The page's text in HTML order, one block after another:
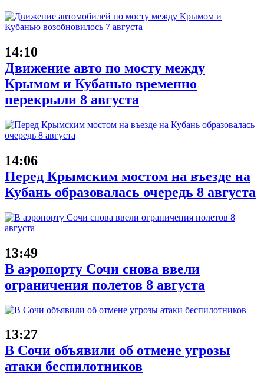
14:10
Движение авто по мосту между
Крымом и Кубанью временно
перекрыли 8 августа
14:06
Перед Крымским мостом на въезде на
Кубань образовалась очередь 8 августа
13:49
В аэропорту Сочи снова ввели
ограничения полетов 8 августа
13:27
В Сочи объявили об отмене угрозы
атаки беспилотников